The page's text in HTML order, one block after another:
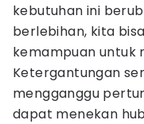
kebutuhan ini
berlebihan, kita
kemampuan untuk
Ketergantungan
mengganggu
dapat menekan